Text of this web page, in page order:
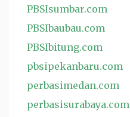
PBSIsumbar.com
PBSIbaubau.com
PBSIbitung.com
pbsipekanbaru.com
perbasimedan.com
perbasisurabaya.com